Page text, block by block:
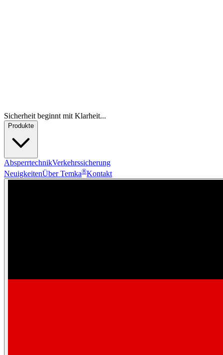
Sicherheit beginnt mit Klarheit...
Produkte
AbsperrtechnikVerkehrssicherung
NeuigkeitenÜber Temka®Kontakt